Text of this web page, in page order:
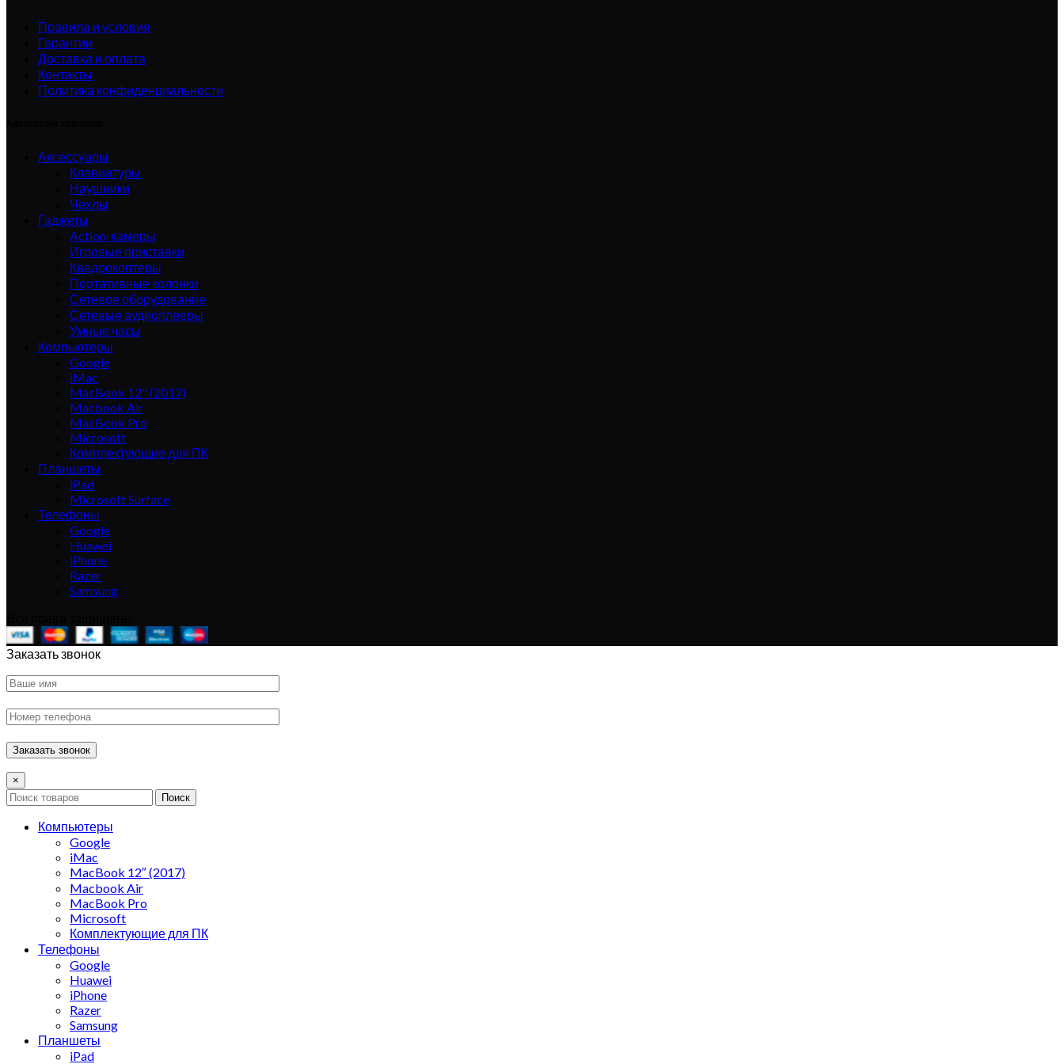
Правила и условия
Гарантии
Доставка и оплата
Контакты
Политика конфиденциальности
Аксессуары
Клавиатуры
Наушники
Чехлы
Гаджеты
Action-камеры
Игровые приставки
Квадрокоптеры
Портативные колонки
Сетевое оборудование
Сетевые аудиоплееры
Умные часы
Компьютеры
Google
iMac
MacBook 12" (2017)
Macbook Air
MacBook Pro
Microsoft
Комплектующие для ПК
Планшеты
iPad
Microsoft Surface
Телефоны
Google
Huawei
iPhone
Razer
Samsung
Заказать звонок
×
Поиск
Компьютеры
Google
iMac
MacBook 12″ (2017)
Macbook Air
MacBook Pro
Microsoft
Комплектующие для ПК
Телефоны
Google
Huawei
iPhone
Razer
Samsung
Планшеты
iPad